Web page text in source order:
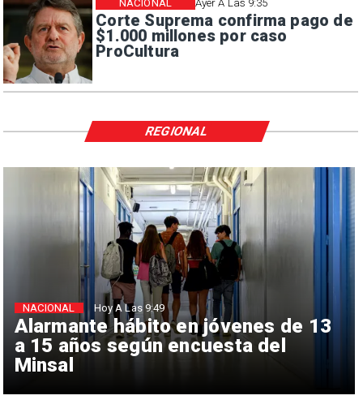
Ayer A Las 9:35
Corte Suprema confirma pago de
$1.000 millones por caso
ProCultura
NACIONAL
Alarmante hábito en jóvenes de 13
a 15 años según encuesta del
Minsal
NACIONAL Hoy A Las 9:49
REGIONAL